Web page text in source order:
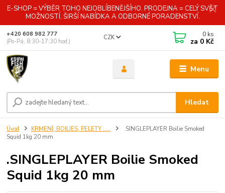
E-SHOP = VÝBĚR TOHO NEJOBLÍBENĚJŠÍHO. PRODEJNA = CELÝ SVĚT
MOŽNOSTÍ, ŠIRŠÍ NABÍDKA A ODBORNÉ PORADENSTVÍ.
Menu
CZK
Hledat
+420 608 982 777
(Po-Pá, 8:30-17:30 hod.)
0 ks
za 0 Kč
Úvod KRMENÍ, BOILIES, PELETY .....
.SINGLEPLAYER Boilie Smoked
Squid 1kg 20 mm
.SINGLEPLAYER Boilie Smoked
Squid 1kg 20 mm